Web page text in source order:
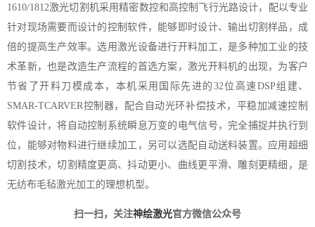
1610/1812激光切割机采用精密数控和高控制飞行光路设计，配以专业
针对现场需要而设计的控制软件，能够即时设计、输出切割样品，成
倍的提高生产效率。选用激光设备进行开料加工，是多种加工业的技
术革新，也是改造生产流程的首选方案，激光开料机的出现，为客户
节省了开料刀模成本，本机采用国际先进的32位高速DSP组建、
SMAR-TCARVER控制器，配合自动光环补偿技术，平稳加减速控制
软件设计，将自动控制系统瞬息万变的电气信号，完全捕捉并执行到
位，能够对物料进行继续加工，另可以选配自动送料装置。应用超细
切割技术，切割精度更高、抖动更小、曲线更平滑、雕刻更精细，是
无纺布毛毡激光加工的理想机型。
扫一扫，关注神绘激光官方微信公众号